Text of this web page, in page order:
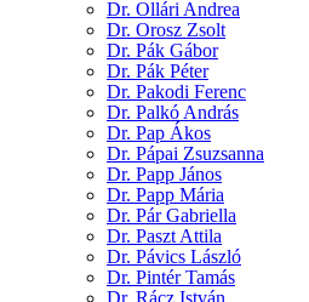
Dr. Ollári Andrea
Dr. Orosz Zsolt
Dr. Pák Gábor
Dr. Pák Péter
Dr. Pakodi Ferenc
Dr. Palkó András
Dr. Pap Ákos
Dr. Pápai Zsuzsanna
Dr. Papp János
Dr. Papp Mária
Dr. Pár Gabriella
Dr. Paszt Attila
Dr. Pávics László
Dr. Pintér Tamás